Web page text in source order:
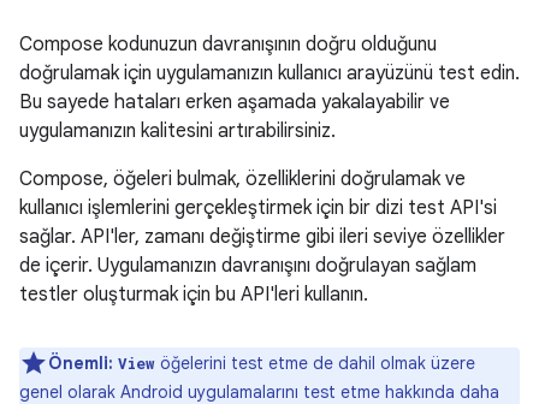
Compose kodunuzun davranışının doğru olduğunu
doğrulamak için uygulamanızın kullanıcı arayüzünü test edin.
Bu sayede hataları erken aşamada yakalayabilir ve
uygulamanızın kalitesini artırabilirsiniz.
Compose, öğeleri bulmak, özelliklerini doğrulamak ve
kullanıcı işlemlerini gerçekleştirmek için bir dizi test API'si
sağlar. API'ler, zamanı değiştirme gibi ileri seviye özellikler
de içerir. Uygulamanızın davranışını doğrulayan sağlam
testler oluşturmak için bu API'leri kullanın.
Önemli: View öğelerini test etme de dahil olmak üzere
genel olarak Android uygulamalarını test etme hakkında daha